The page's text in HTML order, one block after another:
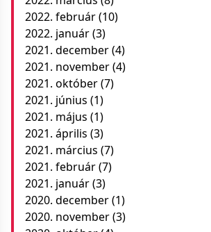
2022. február(10)
2022. január(3)
2021. december(4)
2021. november(4)
2021. október(7)
2021. június (1)
2021. május (1)
2021. április (3)
2021. március (7)
2021. február(7)
2021. január(3)
2020. december(1)
2020. november(3)